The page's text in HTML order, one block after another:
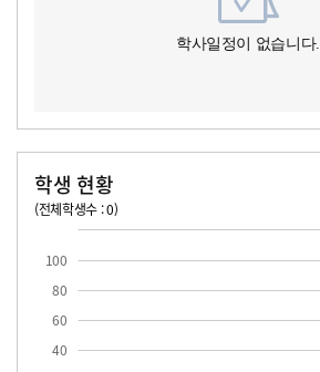
학사일정이 없습니다.
학생 현황
(전체학생수 : 0)
40
60
80
100